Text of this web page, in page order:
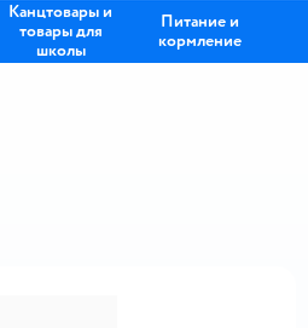
Канцтовары и
товары для
школы
Питание и
кормление